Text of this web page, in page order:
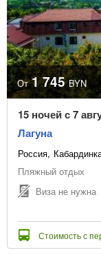
От 1 745 BYN
15 ночей с 7
Лагуна
Россия
Пляжный отдых
Виза не нужна
Стоимость с